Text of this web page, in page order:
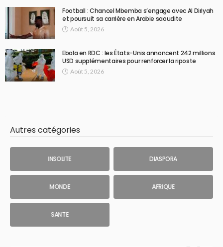
Football : Chancel Mbemba s’engage avec Al Diriyah
et poursuit sa carrière en Arabie saoudite
Août 5, 2026
Ebola en RDC : les États-Unis annoncent 242 millions
USD supplémentaires pour renforcer la riposte
Août 5, 2026
Autres catégories
INSOLITE DIASPORA
MONDE AFRIQUE
SANTE